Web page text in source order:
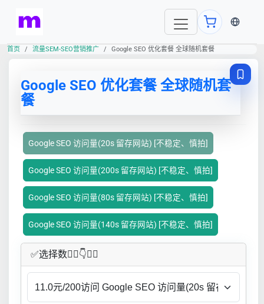
当前语
首页 流量SEM-SEO营销推广 Google SEO 优化套餐 全球随机套餐
Google SEO 优化套餐 全球随机套
餐
Google SEO 访问量(20s 留存网站) [不稳定、慎拍]
Google SEO 访问量(200s 留存网站) [不稳定、慎拍]
Google SEO 访问量(80s 留存网站) [不稳定、慎拍]
Google SEO 访问量(140s 留存网站) [不稳定、慎拍]
✅​选择数👇🏻​​👇👇🏻​​